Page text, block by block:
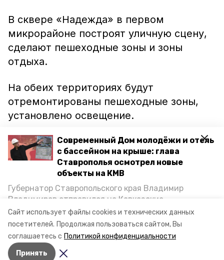
Сайт использует файлы cookies и технических данных
посетителей. Продолжая пользоваться сайтом, Вы
соглашаетесь с Политикой конфиденциальности
Принять
Современный Дом молодёжи и отель
с бассейном на крыше: глава
Ставрополья осмотрел новые
объекты на КМВ
Губернатор Ставропольского края Владимир
Владимиров отправился на Кавказские
Минеральные Воды, чтобы проинспектировать
строительство объектов в Кисловодске и
Минводах, а также выслушать предложения о
постройке новых точек притяжения для местных
жителей. Подробнее — в материале «Победы26».
В сквере «Надежда» в первом
микрорайоне построят уличную сцену,
сделают пешеходные зоны и зоны
отдыха.
На обеих территориях будут
отремонтированы пешеходные зоны,
установлено освещение.
Кстати, работы идут и в Георгиевске.
Там уже осенью жителисмогут
свободно погулять по обновлённой
площади Победы.
Фото: пресс-служба Минераловодского
городского округа
Авторы: Никита Пешков